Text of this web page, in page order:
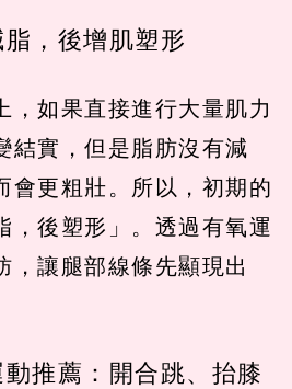
，後增肌塑形
，如果直接進行大量肌力
結實，但是脂肪沒有減
會更粗壯。所以，初期的
，後塑形」。透過有氧運
，讓腿部線條先顯現出
推薦：開合跳、抬膝